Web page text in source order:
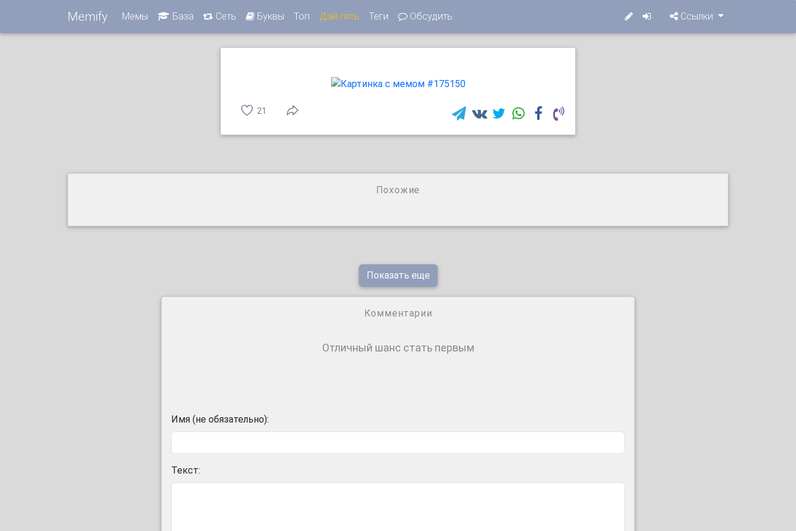
Memify Мемы База Сеть Буквы Топ Дай пять Теги Обсудить Ссылки
21
Похожие
Показать еще
Комментарии
Отличный шанс стать первым
Имя (не обязательно):
Текст: